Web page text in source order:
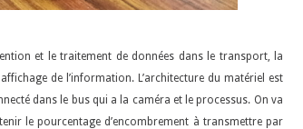
et le traitement de données dans le transport, la
de l’information. L’architecture du matériel est
dans le bus qui a la caméra et le processus. On va
le pourcentage d’encombrement à transmettre par